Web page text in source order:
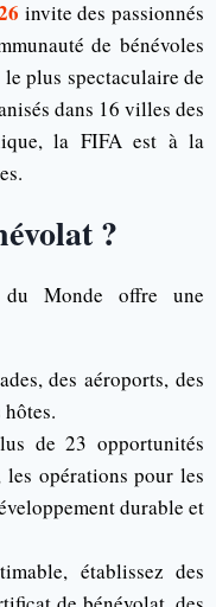
invite des passionnés
de bénévoles
plus spectaculaire de
dans 16 villes des
la FIFA est à la
?
Monde offre une
des aéroports, des
de 23 opportunités
les opérations pour les
durable et
établissez des